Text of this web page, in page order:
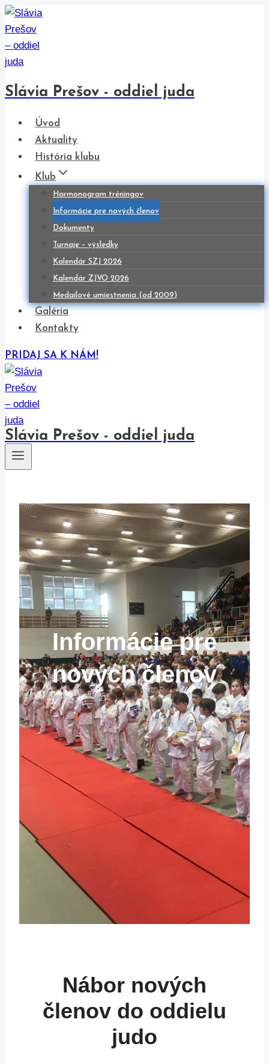
Skip
to
content
Slávia Prešov - oddiel juda
Úvod
Aktuality
História klubu
Klub
Harmonogram tréningov
Informácie pre nových členov
Dokumenty
Turnaje – výsledky
Kalendár SZJ 2026
Kalendár ZJVO 2026
Medailové umiestnenia (od 2009)
Galéria
Kontakty
PRIDAJ SA K NÁM!
Slávia Prešov - oddiel juda
Informácie pre
nových členov
Nábor nových
členov do oddielu
judo